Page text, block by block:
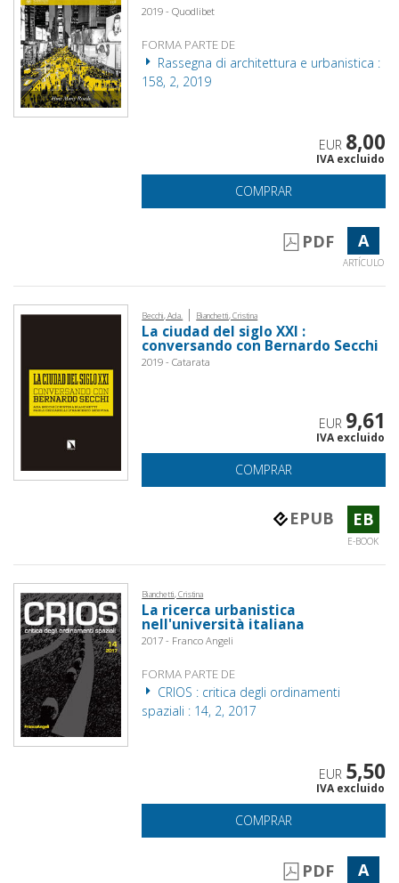
2019 - Quodlibet
FORMA PARTE DE
Rassegna di architettura e urbanistica :
158, 2, 2019
EUR 8,00
IVA excluido
COMPRAR
PDF A
ARTÍCULO
Becchi, Ada. | Bianchetti, Cristina
La ciudad del siglo XXI :
conversando con Bernardo Secchi
2019 - Catarata
EUR 9,61
IVA excluido
COMPRAR
EPUB EB
E-BOOK
Bianchetti, Cristina
La ricerca urbanistica
nell'università italiana
2017 - Franco Angeli
FORMA PARTE DE
CRIOS : critica degli ordinamenti
spaziali : 14, 2, 2017
EUR 5,50
IVA excluido
COMPRAR
PDF A